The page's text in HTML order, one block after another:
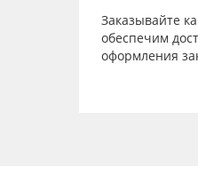
Заказывайте
обеспечим
оформления